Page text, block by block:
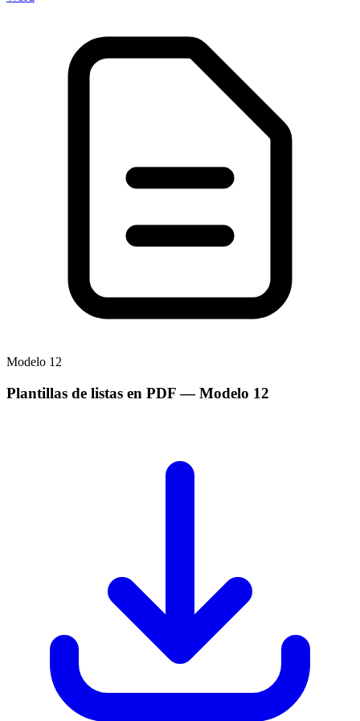
Modelo 12
Plantillas de listas en PDF— Modelo 12